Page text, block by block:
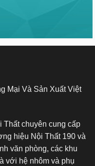
Mại Và Sản Xuất Việt
Thất chuyên cung cấp
hiệu Nội Thất 190 và
văn phòng, các khu
với hệ nhôm và phụ